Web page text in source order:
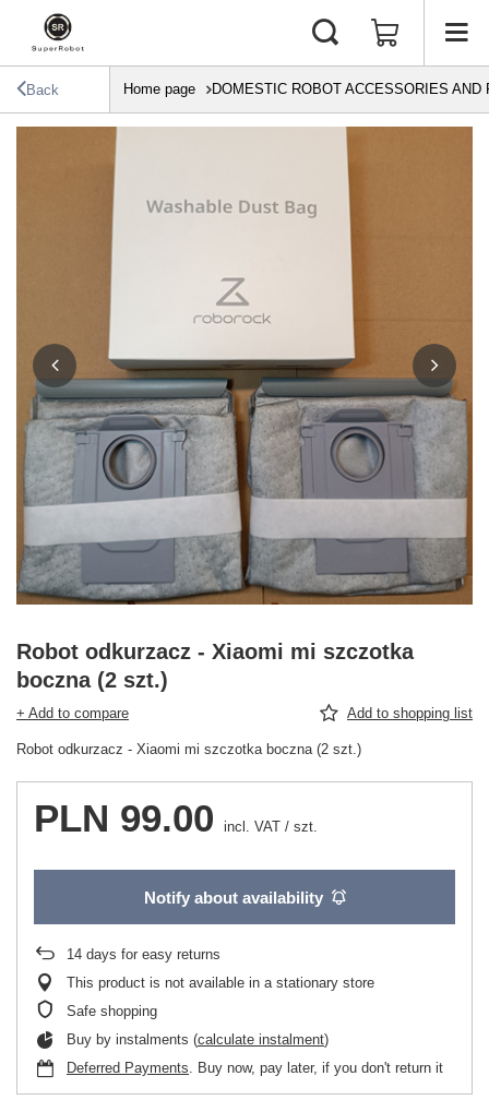
Back Home page DOMESTIC ROBOT ACCESSORIES AND
Robot odkurzacz - Xiaomi mi szczotka
boczna (2 szt.)
+ Add to compare Add to shopping list
Robot odkurzacz - Xiaomi mi szczotka boczna (2 szt.)
PLN 99.00 incl. VAT / szt.
Notify about availability
14 days for easy returns
This product is not available in a stationary store
Safe shopping
Buy by instalments (calculate instalment)
Deferred Payments. Buy now, pay later, if you don't return it